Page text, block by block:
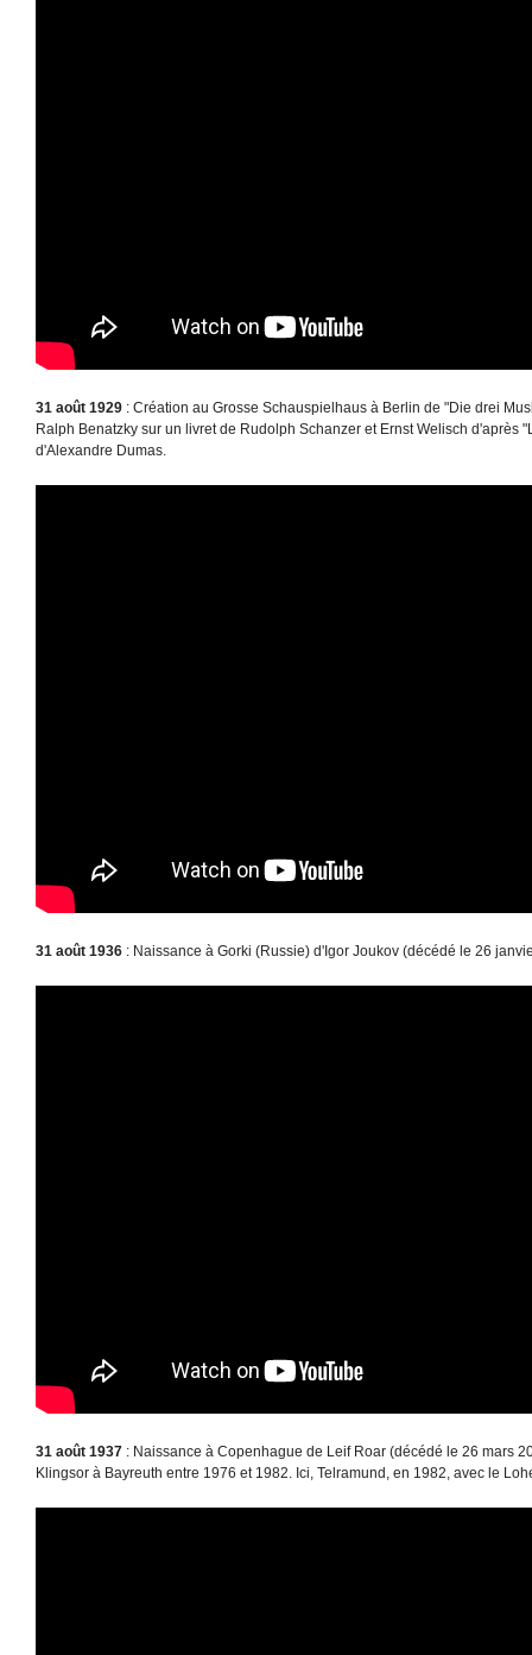
31 août 1929 : Création au Grosse Schauspielhaus à Berlin de "Die drei
Ralph Benatzky sur un livret de Rudolph Schanzer et Ernst Welisch d'après
d'Alexandre Dumas.
31 août 1936 : Naissance à Gorki (Russie) d'Igor Joukov (décédé le 26
31 août 1937 : Naissance à Copenhague de Leif Roar (décédé le 26 mars
Klingsor à Bayreuth entre 1976 et 1982. Ici, Telramund, en 1982, avec le